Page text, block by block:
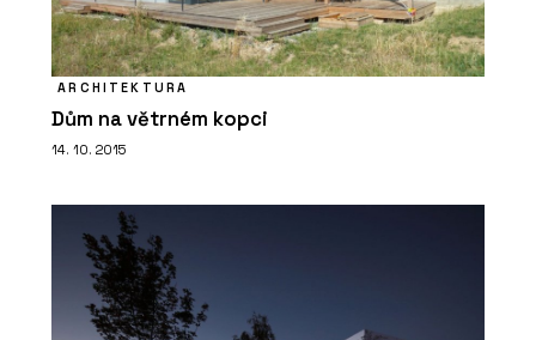
ARCHITEKTURA
Dům na větrném kopci
14. 10. 2015